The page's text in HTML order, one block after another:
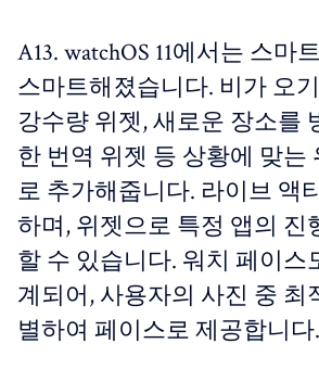
A13. watchOS 11에서는 스마
스마트해졌습니다. 비가 오
강수량 위젯, 새로운 장소를
한 번역 위젯 등 상황에 맞는
로 추가해줍니다. 라이브 액
하며, 위젯으로 특정 앱의 진
할 수 있습니다. 워치 페이스
계되어, 사용자의 사진 중 최
별하여 페이스로 제공합니다.